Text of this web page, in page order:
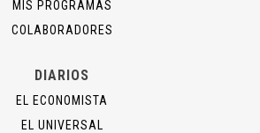
MIS PROGRAMAS
COLABORADORES
DIARIOS
EL ECONOMISTA
EL UNIVERSAL